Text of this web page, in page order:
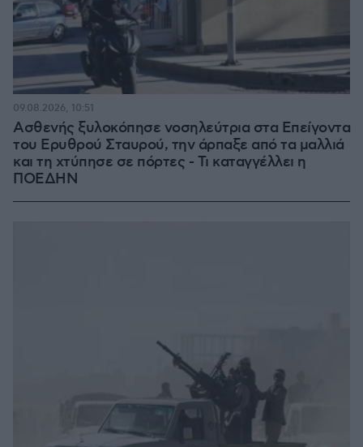
Ασθενής ξυλοκόπησε νοσηλεύτρια στα Επείγοντα
του Ερυθρού Σταυρού, την άρπαξε από τα μαλλιά
και τη χτύπησε σε πόρτες - Τι καταγγέλλει η
ΠΟΕΔΗΝ
09.08.2026, 10:51